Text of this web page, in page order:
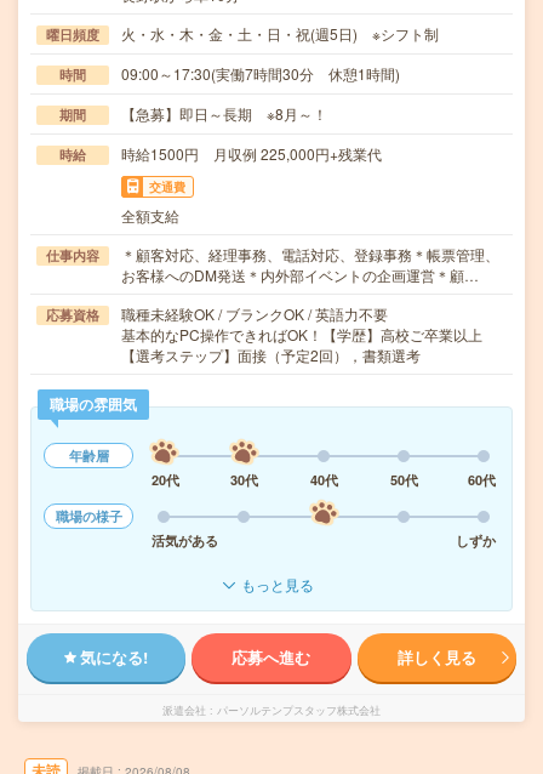
曜日頻度 火・水・木・金・土・日・祝(週5日) ※シフト制
時間 09:00～17:30(実働7時間30分 休憩1時間)
期間 【急募】即日～長期 ※8月～！
時給 時給1500円 月収例 225,000円+残業代
交通費
全額支給
仕事内容
＊顧客対応、経理事務、電話対応、登録事務＊帳票管理、
お客様へのDM発送＊内外部イベントの企画運営＊顧…
応募資格
職種未経験OK / ブランクOK / 英語力不要
基本的なPC操作できればOK！【学歴】高校ご卒業以上
【選考ステップ】面接（予定2回），書類選考
職場の雰囲気
年齢層
20代
30代 40代 50代
60代
職場の様子
活気がある
しずか
もっと見る
気になる! 応募へ進む 詳しく見る
派遣会社 パーソルテンプスタッフ株式会社